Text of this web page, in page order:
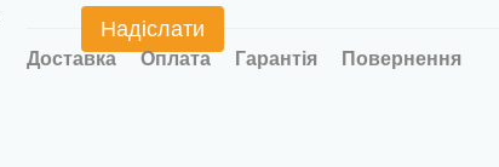
Надіслати
Доставка Оплата Гарантія Повернення